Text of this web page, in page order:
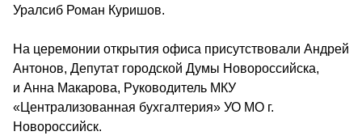
Уралсиб Роман Куришов.
На церемонии открытия офиса присутствовали Андрей
Антонов, Депутат городской Думы Новороссийска,
и Анна Макарова, Руководитель МКУ
«Централизованная бухгалтерия» УО МО г.
Новороссийск.